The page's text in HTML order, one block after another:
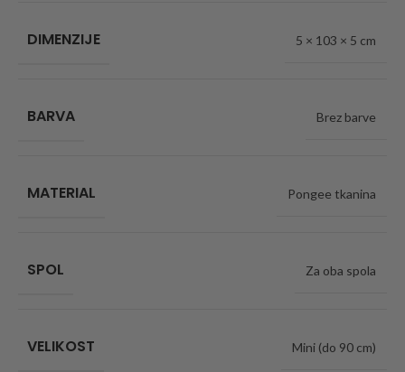
DIMENZIJE 5 × 103 × 5 cm
BARVA Brez barve
MATERIAL Pongee tkanina
SPOL Za oba spola
VELIKOST Mini (do 90 cm)